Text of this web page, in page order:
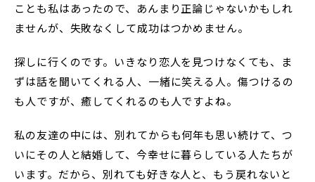
ことも私はあったので、あんまり正論じゃないかもしれ
ませんが、失敗なくして成功はつかめません。
探しに行くのです。いきなり恋人を見つけなくても、ま
ずは話を聞いてくれる人、一緒に笑える人。傷つけるの
も人ですが、癒してくれるのも人ですよね。
私の友達の中には、別れてからも何年も思い続けて、つ
いにその人と結婚して、今幸せに暮らしている人たちが
います。だから、別れても好きな人と、もう戻れないと